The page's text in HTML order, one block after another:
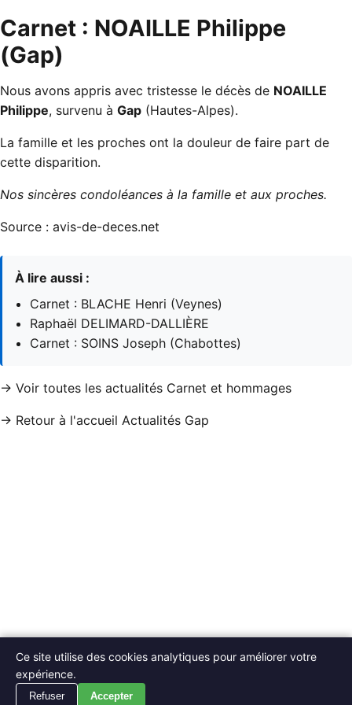
Carnet : NOAILLE Philippe
(Gap)
Nous avons appris avec tristesse le décès de NOAILLE
Philippe, survenu à Gap (Hautes-Alpes).
La famille et les proches ont la douleur de faire part de
cette disparition.
Nos sincères condoléances à la famille et aux proches.
Source : avis-de-deces.net
À lire aussi :
Carnet : BLACHE Henri (Veynes)
Raphaël DELIMARD-DALLIÈRE
Carnet : SOINS Joseph (Chabottes)
→ Voir toutes les actualités Carnet et hommages
→ Retour à l'accueil Actualités Gap
Ce site utilise des cookies analytiques pour améliorer votre
expérience.
Refuser Accepter